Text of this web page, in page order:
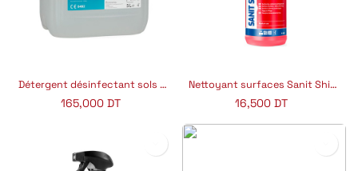
Détergent désinfectant sols et surface
165,000 DT
Nettoyant surfaces Sanit Shine GT
16,500DT